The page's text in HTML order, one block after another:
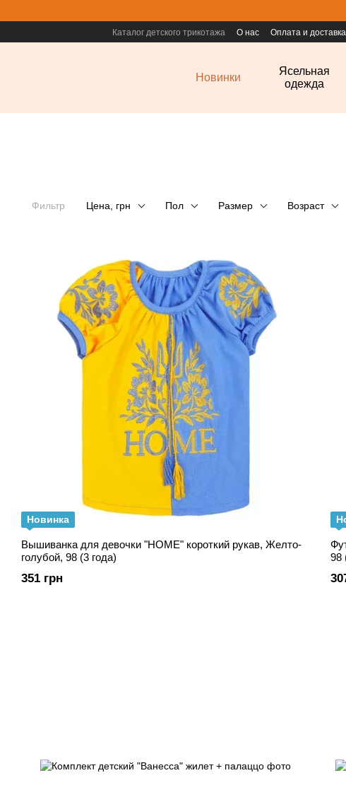
Каталог детского трикотажа О нас Оплата и доставка
Новинки
Ясельная
одежда
Фильтр Цена, грн Пол Размер Возраст
Новинка
Вышиванка для девочки "HOME" короткий рукав, Желто-
голубой, 98 (3 года)
351 грн
98